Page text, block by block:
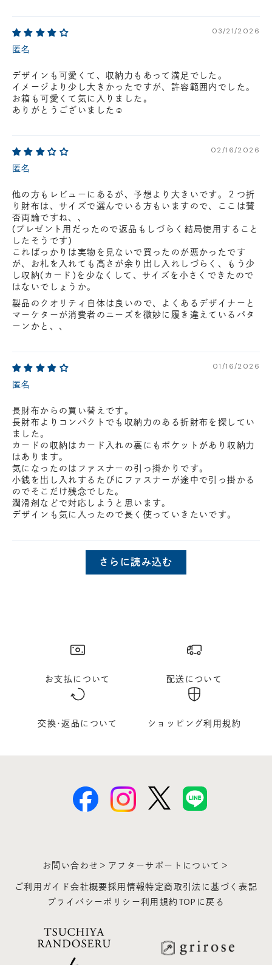
03/21/2026
匿名
デザインも可愛くて、収納力もあって満足でした。
イメージより少し大きかったですが、許容範囲内でした。
お箱も可愛くて気に入りました。
ありがとうございました☺
02/16/2026
匿名
他の方もレビューにあるが、予想より大きいです。２つ折
り財布は、サイズで選んでいる方もいますので、ここは賛
否両論ですね、、
(プレゼント用だったので返品もしづらく結局使用すること
したそうです)
こればっかりは実物を見ないで買ったのが悪かったです
が、お札を入れても高さが余り出し入れしづらく、もう少
し収納(カード)を少なくして、サイズを小さくできたので
はないでしょうか。
製品のクオリティ自体は良いので、よくあるデザイナーと
マーケターが消費者のニーズを微妙に履き違えているパタ
ーンかと、、
01/16/2026
匿名
長財布からの買い替えです。
長財布よりコンパクトでも収納力のある折財布を探してい
ました。
カードの収納はカード入れの裏にもポケットがあり収納力
はあります。
気になったのはファスナーの引っ掛かりです。
小銭を出し入れするたびにファスナーが途中で引っ掛かる
のでそこだけ残念でした。
潤滑剤などで対応しようと思います。
デザインも気に入ったので長く使っていきたいです。
さらに読み込む
お支払について 配送について
交換･返品について ショッピング利用規約
お問い合わせ＞ アフターサポートについて＞
ご利用ガイド会社概要採用情報特定商取引法に基づく表記
プライバシーポリシー利用規約 TOPに戻る